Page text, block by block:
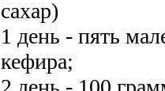
сахар)
1 день - пять
кефира;